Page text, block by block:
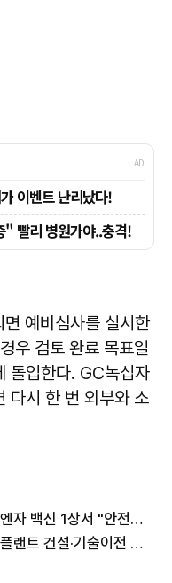
예비심사를 실시한
우 검토 완료 목표일
돌입한다. GC녹십자
다시 한 번 외부와 소
​백세스·GC녹십자, 패치형 인플루엔자 백신 1상서 "안전성·효과 확인"
​GC녹십자, 인도네시아 혈액제제 플랜트 건설·기술이전 사업권 승인